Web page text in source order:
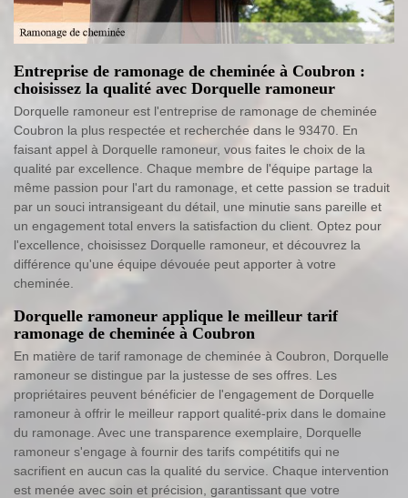
Entreprise de ramonage de cheminée à Coubron :
choisissez la qualité avec Dorquelle ramoneur
Dorquelle ramoneur est l'entreprise de ramonage de cheminée
Coubron la plus respectée et recherchée dans le 93470. En
faisant appel à Dorquelle ramoneur, vous faites le choix de la
qualité par excellence. Chaque membre de l'équipe partage la
même passion pour l'art du ramonage, et cette passion se traduit
par un souci intransigeant du détail, une minutie sans pareille et
un engagement total envers la satisfaction du client. Optez pour
l'excellence, choisissez Dorquelle ramoneur, et découvrez la
différence qu'une équipe dévouée peut apporter à votre
cheminée.
Dorquelle ramoneur applique le meilleur tarif
ramonage de cheminée à Coubron
En matière de tarif ramonage de cheminée à Coubron, Dorquelle
ramoneur se distingue par la justesse de ses offres. Les
propriétaires peuvent bénéficier de l'engagement de Dorquelle
ramoneur à offrir le meilleur rapport qualité-prix dans le domaine
du ramonage. Avec une transparence exemplaire, Dorquelle
ramoneur s'engage à fournir des tarifs compétitifs qui ne
sacrifient en aucun cas la qualité du service. Chaque intervention
est menée avec soin et précision, garantissant que votre